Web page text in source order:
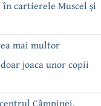
în cartierele Muscel și
mai multor
joaca unor copii
Câmpinei,